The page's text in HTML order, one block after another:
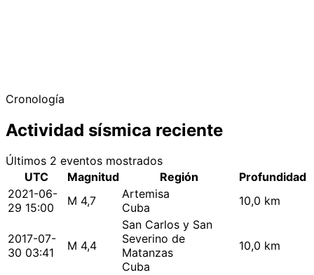
Cronología
Actividad sísmica reciente
Últimos 2 eventos mostrados
UTC
Magnitud Región
Profundidad
2021-06-
29 15:00
M 4,7
Artemisa
Cuba
10,0 km
2017-07-
30 03:41
M 4,4
San Carlos y San
Severino de
Matanzas
Cuba
10,0 km